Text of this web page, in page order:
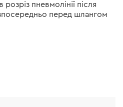
пневмолінії після
перед шлангом